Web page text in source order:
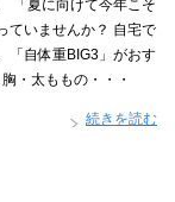
「夏に向けて今年こそ
ていませんか？ 自宅で
「自体重BIG3」がおす
・太ももの・・・
続きを読む